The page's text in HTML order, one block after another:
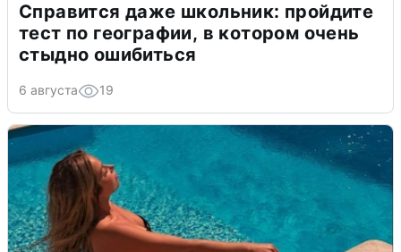
Справится даже школьник: пройдите
тест по географии, в котором очень
стыдно ошибиться
6 августа 19